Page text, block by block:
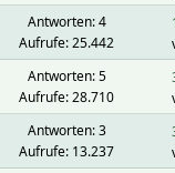
Antworten: 4
Aufrufe: 25.442
Antworten: 5
Aufrufe: 28.710
Antworten: 3
Aufrufe: 13.237